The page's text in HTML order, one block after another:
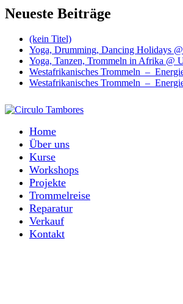
Neueste Beiträge
(kein Titel)
Yoga, Drumming, Dancing Holidays
Yoga, Tanzen, Trommeln in Afrika @
Westafrikanisches Trommeln –
Westafrikanisches Trommeln –
Home
Über uns
Kurse
Workshops
Projekte
Trommelreise
Reparatur
Verkauf
Kontakt